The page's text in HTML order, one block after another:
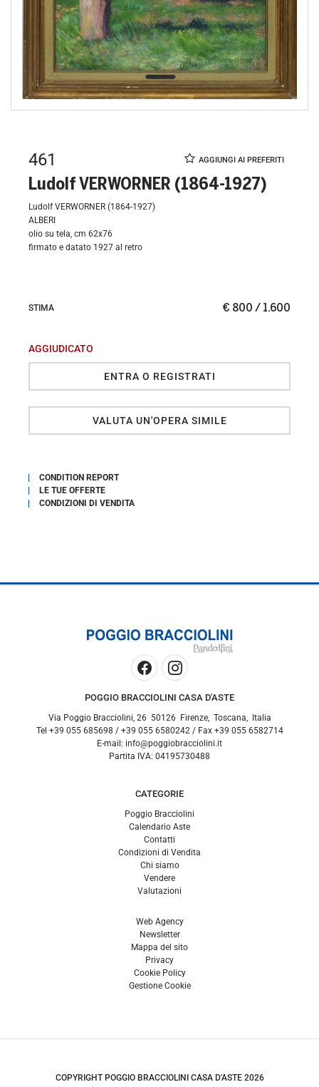
461
Ludolf VERWORNER (1864-1927)
Ludolf VERWORNER (1864-1927)
ALBERI
olio su tela, cm 62x76
firmato e datato 1927 al retro
€ 800 / 1.600
STIMA
AGGIUDICATO
ENTRA O REGISTRATI
VALUTA UN'OPERA SIMILE
CONDITION REPORT
LE TUE OFFERTE
CONDIZIONI DI VENDITA
POGGIO BRACCIOLINI CASA D'ASTE
Via Poggio Bracciolini, 26 50126 Firenze, Toscana,
Italia
Tel +39 055 685698 / +39 055 6580242/ Fax +39 055 6582714
E-mail: info@poggiobracciolini.it
Partita IVA: 04195730488
CATEGORIE
Poggio Bracciolini
Calendario Aste
Contatti
Condizioni di Vendita
Chi siamo
Vendere
Valutazioni
Web Agency
Newsletter
Mappa del sito
Privacy
Cookie Policy
Gestione Cookie
COPYRIGHT POGGIO BRACCIOLINI CASA D'ASTE 2026